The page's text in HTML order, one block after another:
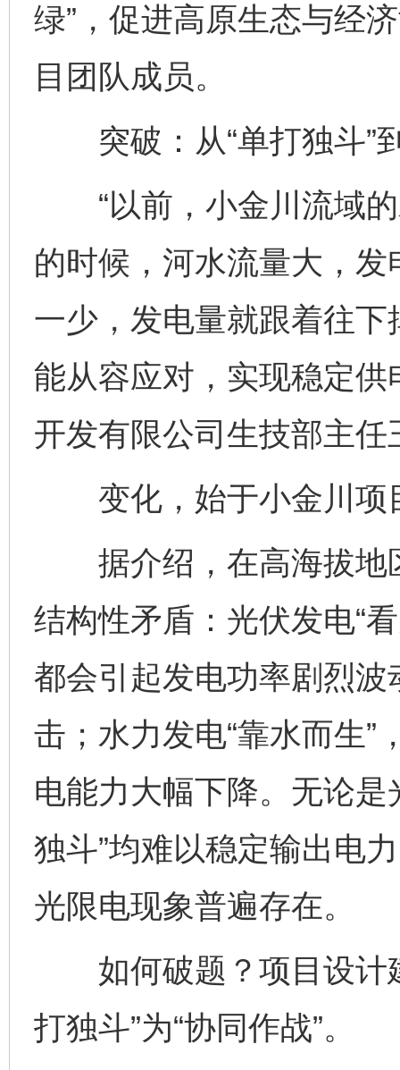
绿”，促进高原生态与经
目团队成员。
突破：从“单打独斗”到
“以前，小金川流域的
的时候，河水流量大，
一少，发电量就跟着往
能从容应对，实现稳定供
开发有限公司生技部主任
变化，始于小金川项
据介绍，在高海拔地
结构性矛盾：光伏发电“
都会引起发电功率剧烈
击；水力发电“靠水而生”
电能力大幅下降。无论
独斗”均难以稳定输出电
光限电现象普遍存在。
如何破题？项目设计
打独斗”为“协同作战”。